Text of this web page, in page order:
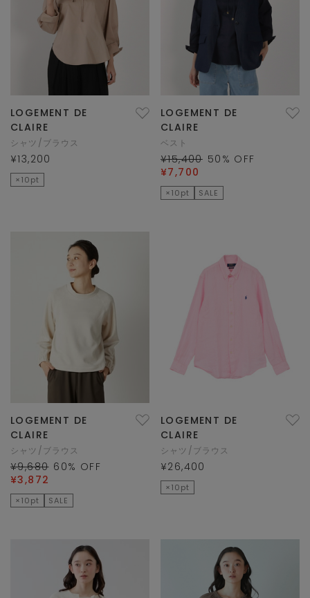
LOGEMENT DE
CLAIRE
シャツ/ブラウス
¥13,200
×10pt
LOGEMENT DE
CLAIRE
ベスト
¥15,400 50 % OFF
¥7,700
×10pt SALE
LOGEMENT DE
CLAIRE
シャツ/ブラウス
¥9,680 60% OFF
¥3,872
×10pt SALE
LOGEMENT DE
CLAIRE
シャツ/ブラウス
¥26,400
×10pt